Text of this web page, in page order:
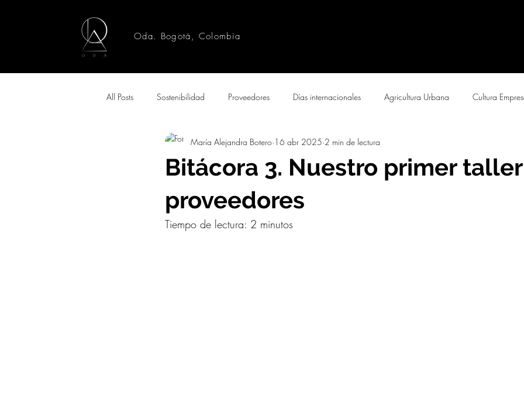
Oda. Bogotá, Colombia
All Posts Sostenibilidad Proveedores Días internacionales Agricultura Urbana Cultura
Bitácora 3. Nuestro primer
proveedores
María Alejandra Botero 16 abr 2025 2 min de lectura
Tiempo de lectura: 2 minutos